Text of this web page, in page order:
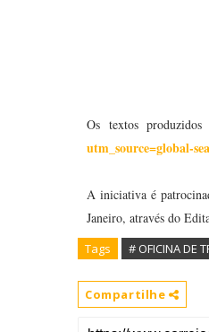
Os textos
utm_source=global-
A iniciativa é
Janeiro, através do
Tags # OFICINA DE
Compartilhe